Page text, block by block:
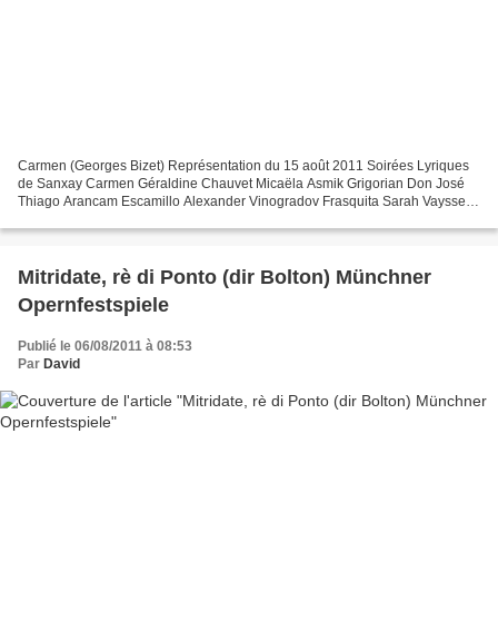
Carmen (Georges Bizet) Représentation du 15 août 2011 Soirées Lyriques
de Sanxay Carmen Géraldine Chauvet Micaëla Asmik Grigorian Don José
Thiago Arancam Escamillo Alexander Vinogradov Frasquita Sarah Vaysset
Mitridate, rè di Ponto (dir Bolton) Münchner
Opernfestspiele
Publié le 06/08/2011 à 08:53
Par David